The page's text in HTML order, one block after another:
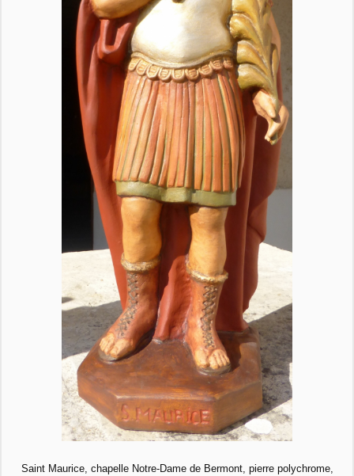
Saint Maurice, chapelle Notre-Dame de Bermont, pierre polychrome,